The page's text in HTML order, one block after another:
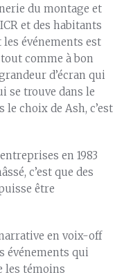
du montage et
et des habitants
les événements est
comme à bon
d’écran qui
se trouve dans le
le choix de Ash, c’est
en 1983
c’est que des
être
en voix-off
événements qui
les témoins